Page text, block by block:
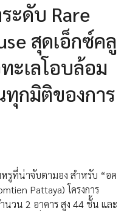
ะดับ Rare
สุดเอ็กซ์คลู
ะเลโอบล้อม
กมิติของการ
รูที่น่าจับตามอง สำหรับ “อค
Pattaya) โครงการ
นวน 2 อาคาร สูง 44 ชั้น และ